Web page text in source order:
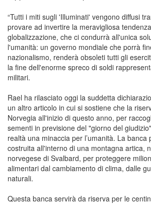
“Tutti i miti sugli 'Illuminati' vengono diffusi
provare ad invertire la meravigliosa
globalizzazione, che ci condurrà all'unica
l'umanità: un governo mondiale che porrà
nazionalismo, renderà obsoleti tutti gli
la fine dell'enorme spreco di soldi
militari.
Rael ha rilasciato oggi la suddetta
un altro articolo in cui si sostiene che la
Norvegia all'inizio di questo anno, per
sementi in previsione del "giorno del
realtà una minaccia per l’umanità. La banca
costruita all'interno di una montagna artica,
norvegese di Svalbard, per proteggere
alimentari dal cambiamento di clima, dalle
naturali.
Questa banca servirà da riserva per le